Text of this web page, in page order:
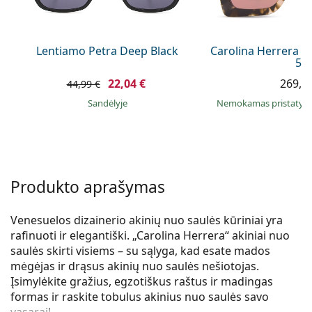
Persol
Lentiamo Petra Deep Black
44,99 € 22,04 €
Sandėlyje
Carolina Herrera
55
Nemokamas
Produkto aprašymas
Venesuelos dizainerio akinių nuo saulės kūriniai yra
rafinuoti ir elegantiški. „Carolina Herrera“ akiniai nuo
saulės skirti visiems – su sąlyga, kad esate mados
mėgėjas ir drąsus akinių nuo saulės nešiotojas.
Įsimylėkite gražius, egzotiškus raštus ir madingas
formas ir raskite tobulus akinius nuo saulės savo